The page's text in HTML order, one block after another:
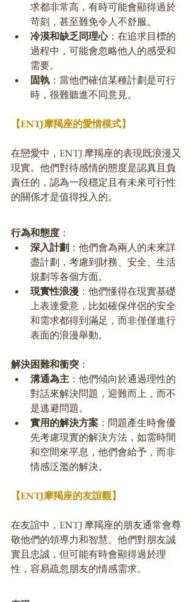
求都非常高，有時可能會顯得過於
苛刻，甚至難免令人不舒服。
冷漠和缺乏同理心：在追求目標的
過程中，可能會忽略他人的感受和
需要。
固執 ：當他們確信某種計劃是可行
時，很難聽進不同意見。
【ENTJ摩羯座的愛情模式】
在戀愛中，ENTJ 摩羯座的表現既浪漫又
現實。他們對待感情的態度是認真且負
責任的，認為一段穩定且有未來可行性
的關係才是值得投入的。
行為和態度 ：
深入計劃 ：他們會為兩人的未來詳
盡計劃，考慮到財務、安全、生活
規劃等各個方面。
現實性浪漫 ：他們懂得在現實基礎
上表達愛意，比如確保伴侶的安全
和需求都得到滿足，而非僅僅進行
表面的浪漫舉動。
解決困難和衝突 ：
溝通為主 ：他們傾向於通過理性的
對話來解決問題，迎難而上，而不
是逃避問題。
實用的解決方案 ：問題產生時會優
先考慮現實的解決方法，如需時間
和空間來平息，他們會給予，而非
情感泛濫的解決。
【ENTJ摩羯座的友誼觀】
在友誼中，ENTJ 摩羯座的朋友通常會尊
敬他們的領導力和智慧。他們對朋友誠
實且忠誠，但可能有時會顯得過於理
性，容易疏忽朋友的情感需求。